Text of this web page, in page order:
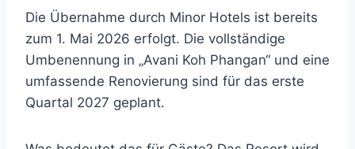
Die Übernahme durch Minor Hotels ist bereits
zum 1. Mai 2026 erfolgt. Die vollständige
Umbenennung in „Avani Koh Phangan“ und eine
umfassende Renovierung sind für das erste
Quartal 2027 geplant.